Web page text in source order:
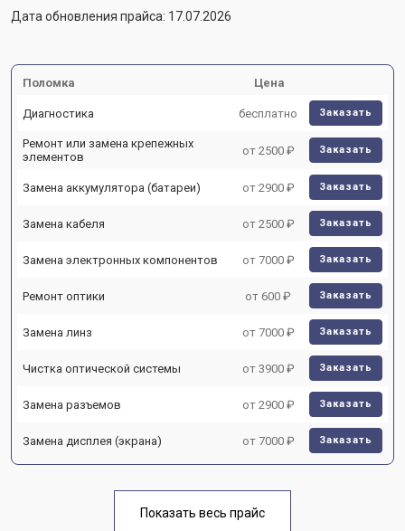
Дата обновления прайса: 17.07.2026
Поломка Цена
Диагностика бесплатно Заказать
Ремонт или замена крепежных
элементов
от 2500 ₽ Заказать
Замена аккумулятора (батареи) от 2900 ₽ Заказать
Замена кабеля от 2500 ₽ Заказать
Замена электронных компонентов от 7000 ₽ Заказать
Ремонт оптики от 600 ₽ Заказать
Замена линз от 7000 ₽ Заказать
Чистка оптической системы от 3900 ₽ Заказать
Замена разъемов от 2900 ₽ Заказать
Замена дисплея (экрана) от 7000 ₽ Заказать
Показать весь прайс